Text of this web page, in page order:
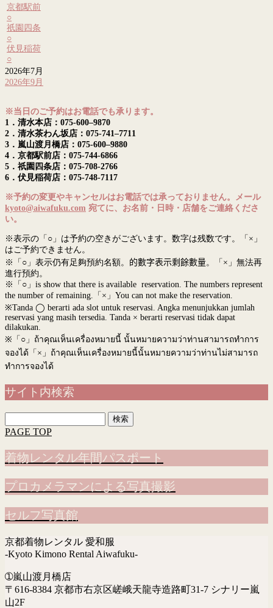
京都駅前
○
祇園四条
○
伏見稲荷
○
2026年7月
2026年9月
※当日のご予約はお電話でも承ります。
1．清水本店：075-600–9870
2．清水茶わん坂店：075-741–7711
3．嵐山渡月橋店：075-600–9880
4．京都駅前店：075-744-6866
5．祇園四条店：075-708-2766
6．伏見稲荷店：075-748-7117
※予約の変更やキャンセルはお電話では承っておりません。メール
kyoto@aiwafuku.com 宛てに、お名前・日時・店舗をご連絡くださ
い。
※表示の「○」は予約の空きがございます。数字は残数です。「×」
はご予約できません。
※「○」表示仍有足夠預約名額。 的數字表示剩餘數量。「×」無法再
進行預約。
※「○」is show that there is available reservation. The numbers represent
the number of remaining.「×」You can not make the reservation.
※Tanda ◯ berarti ada slot untuk reservasi. Angka menunjukkan jumlah
reservasi yang masih tersedia. Tanda × berarti reservasi tidak dapat
dilakukan.
※ 「○」ถ้าคุณเห็นเครื่องหมายนี้ นั้นหมายความว่าท่านสามารถทำการ
จองได้「×」ถ้าคุณเห็นเครื่องหมายนี้นั้นหมายความว่าท่านไม่สามารถ
ทำการจองได้
サイト内検索
索:
PAGE TOP
着物レンタル年間パスポート
プロカメラマンによる写真撮影
セルフ写真館
京都着物レンタル 愛和服
-Kyoto Kimono Rental Aiwafuku-
➀嵐山渡月橋店
〒616-8384 京都市右京区嵯峨天龍寺造路町31-7 シナリー嵐
山2F